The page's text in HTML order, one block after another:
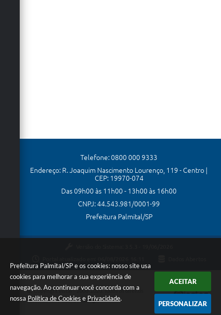
Prefeitura Palmital/SP e os cookies: nosso site usa
cookies para melhorar a sua experiência de
navegação. Ao continuar você concorda com a
nossa Política de Cookies e Privacidade.
ACEITAR
PERSONALIZAR
Telefone: 0800 000 9333
Endereço: R. Joaquim Nascimento Lourenço, 119 - Centro |
CEP: 19970-074
Das 09h00 às 11h00 - 13h00 às 16h00
CNPJ: 44.543.981/0001-99
Prefeitura Palmital/SP
Copyright Instar - 2006-2026. Todos os direitos
reservados -Instar Tecnologia